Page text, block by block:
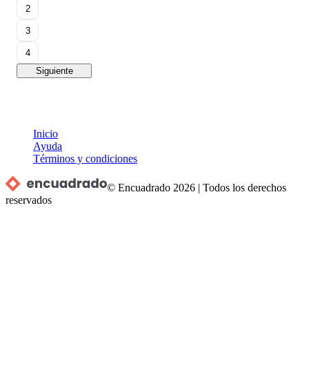
2
3
4
Siguiente
Inicio
Ayuda
Términos y condiciones
© Encuadrado 2026 |Todos los derechos
reservados